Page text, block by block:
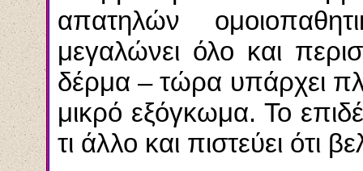
απατηλών
μεγαλώνει όλο και
δέρμα – τώρα υπάρχει
μικρό εξόγκωμα. Το
τι άλλο και πιστεύει ότι